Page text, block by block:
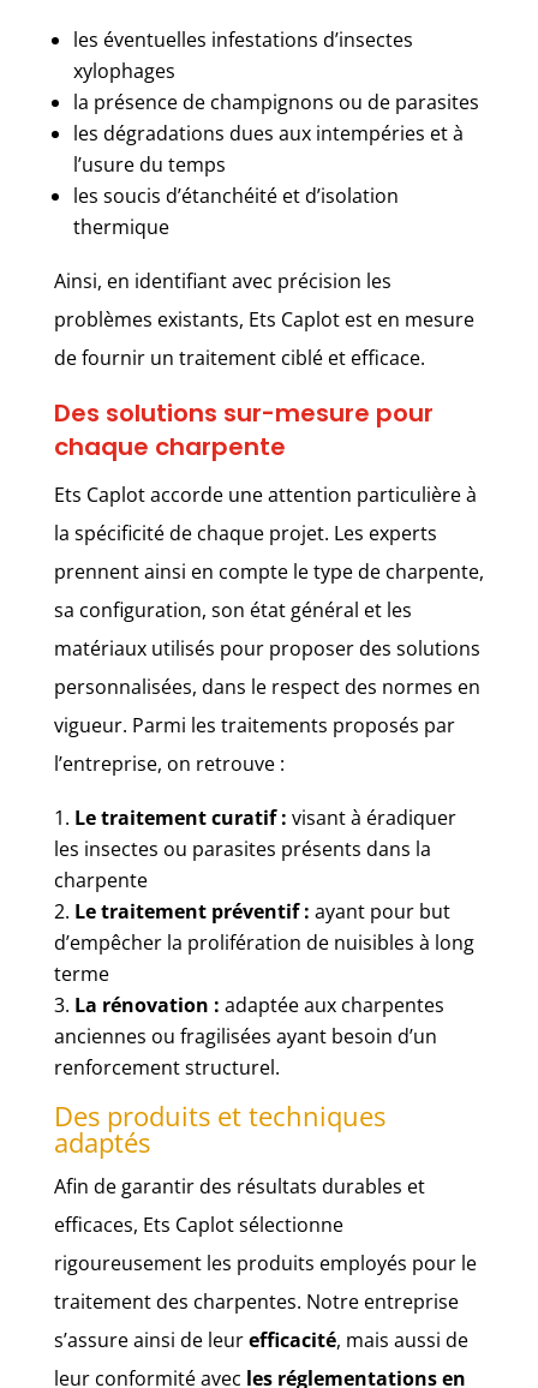
les éventuelles infestations d’insectes
xylophages
la présence de champignons ou de parasites
les dégradations dues aux intempéries et à
l’usure du temps
les soucis d’étanchéité et d’isolation
thermique
Ainsi, en identifiant avec précision les
problèmes existants, Ets Caplot est en mesure
de fournir un traitement ciblé et efficace.
Des solutions sur-mesure pour
chaque charpente
Ets Caplot accorde une attention particulière à
la spécificité de chaque projet. Les experts
prennent ainsi en compte le type de charpente,
sa configuration, son état général et les
matériaux utilisés pour proposer des solutions
personnalisées, dans le respect des normes en
vigueur. Parmi les traitements proposés par
l’entreprise, on retrouve :
Le traitement curatif : visant à éradiquer
les insectes ou parasites présents dans la
charpente
Le traitement préventif : ayant pour but
d’empêcher la prolifération de nuisibles à long
terme
La rénovation : adaptée aux charpentes
anciennes ou fragilisées ayant besoin d’un
renforcement structurel.
Des produits et techniques
adaptés
Afin de garantir des résultats durables et
efficaces, Ets Caplot sélectionne
rigoureusement les produits employés pour le
traitement des charpentes. Notre entreprise
s’assure ainsi de leurefficacité, mais aussi de
leur conformité avec les réglementations en